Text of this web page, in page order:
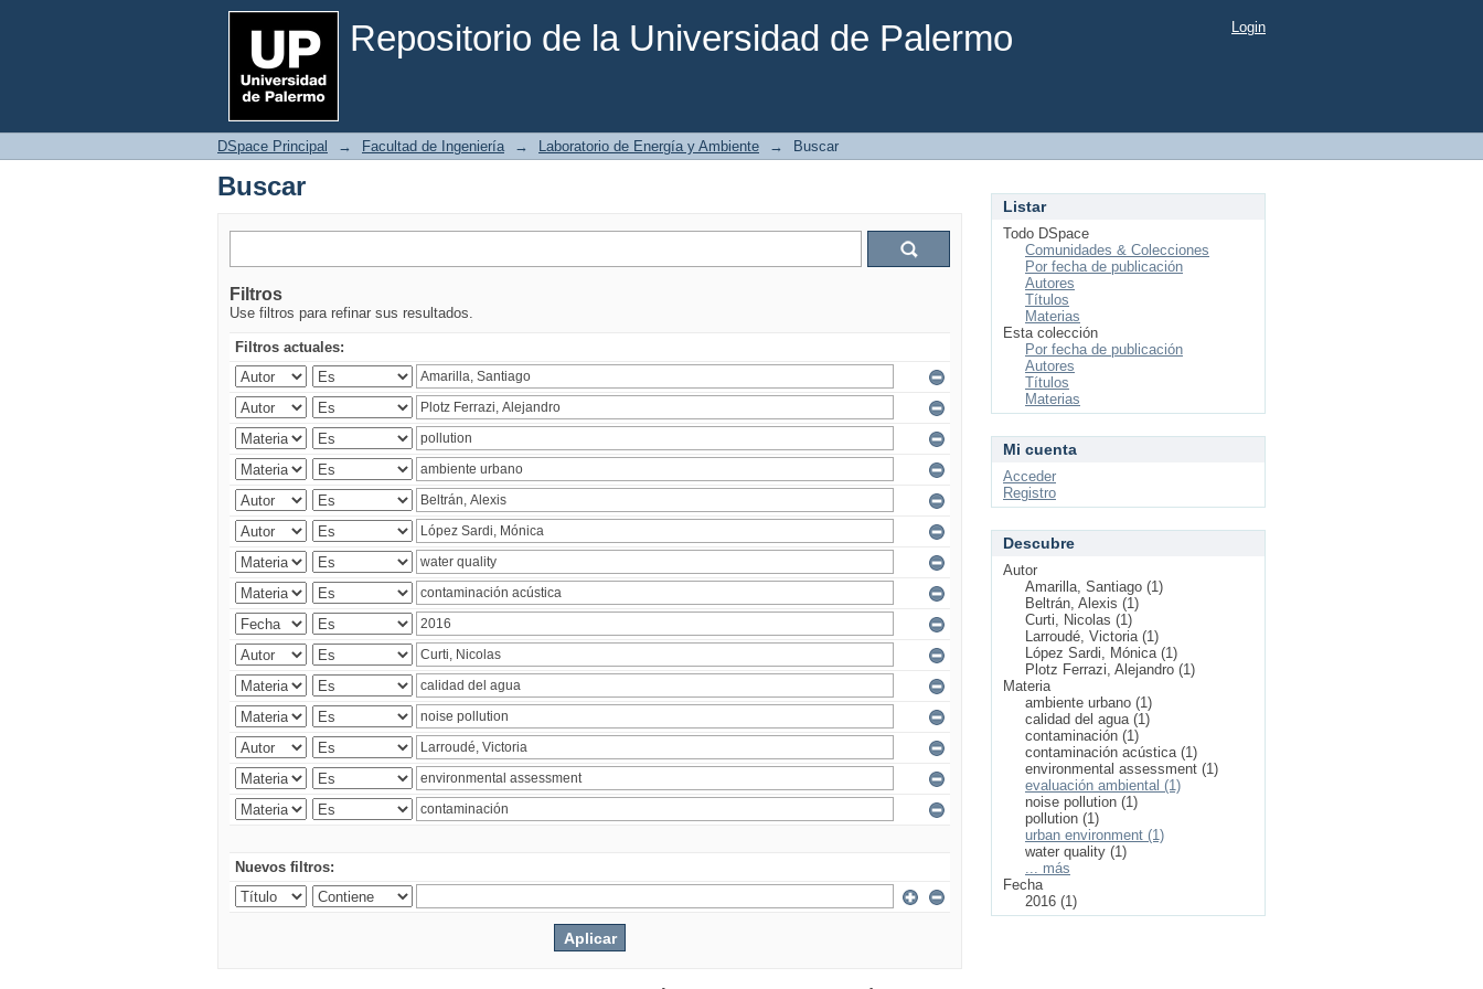
Repositorio de la Universidad de Palermo
Buscar Login
DSpace Principal → Facultad de Ingeniería → Laboratorio de Energía y Ambiente → Buscar
Buscar
Filtros
Use filtros para refinar sus resultados.
Filtros actuales:
Nuevos filtros:
Listar
Todo DSpace
Comunidades & Colecciones
Por fecha de publicación
Autores
Títulos
Materias
Esta colección
Por fecha de publicación
Autores
Títulos
Materias
Mi cuenta
Acceder
Registro
Descubre
Autor
Amarilla, Santiago (1)
Beltrán, Alexis (1)
Curti, Nicolas (1)
Larroudé, Victoria (1)
López Sardi, Mónica (1)
Plotz Ferrazi, Alejandro (1)
Materia
ambiente urbano (1)
calidad del agua (1)
contaminación (1)
contaminación acústica (1)
environmental assessment (1)
evaluación ambiental (1)
noise pollution (1)
pollution (1)
urban environment (1)
water quality (1)
... más
Fecha
2016 (1)